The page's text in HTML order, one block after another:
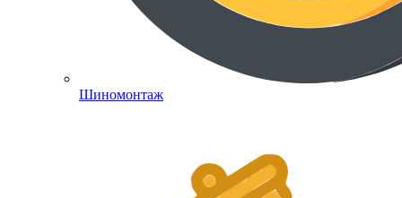
Шиномонтаж